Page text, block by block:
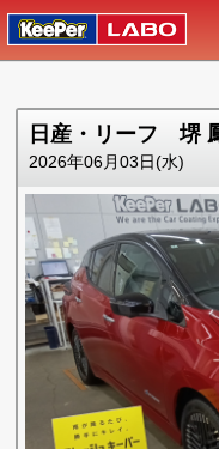
日産・リーフ 堺
2026年06月03日(水)